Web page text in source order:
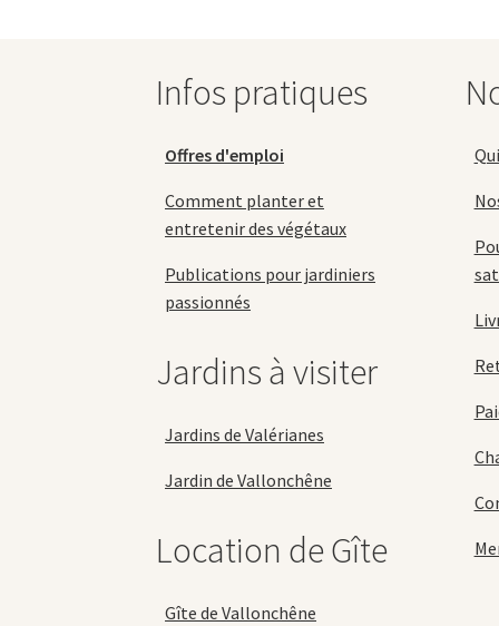
Infos pratiques
Offres d'emploi
Comment planter et
entretenir des végétaux
Publications pour jardiniers
passionnés
Jardins à visiter
Jardins de Valérianes
Jardin de Vallonchêne
Location de Gîte
Gîte de Vallonchêne